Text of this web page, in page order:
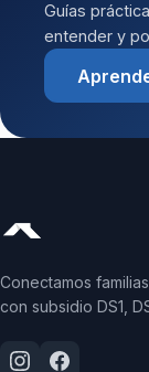
Guías
entender y
Conectamos
con subsidio DS1,